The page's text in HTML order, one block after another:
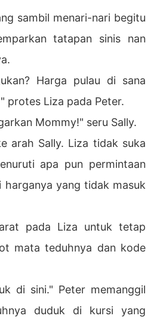
sambil menari-nari begitu
tatapan sinis nan
Harga pulau di sana
protes Liza pada Peter.
Mommy!" seru Sally.
arah Sally. Liza tidak suka
apa pun permintaan
harganya yang tidak masuk
pada Liza untuk tetap
mata teduhnya dan kode
di sini." Peter memanggil
duduk di kursi yang